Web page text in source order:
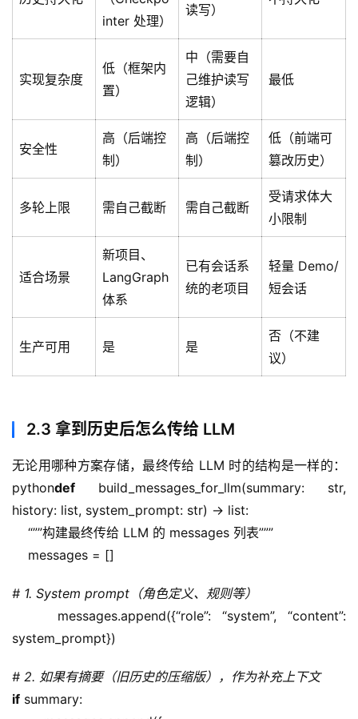
务
目
A
示
词
代
常
注册
inter 处理）
读写）
实现复杂度
低（框架内
置）
中（需要自
己维护读写
逻辑）
最低
安全性
高（后端控
制）
高（后端控
制）
低（前端可
篡改历史）
多轮上限 需自己截断 需自己截断
受请求体大
小限制
适合场景
新项目、
LangGraph
体系
已有会话系
统的老项目
轻量 Demo/
短会话
生产可用 是 是
否（不建
议）
2.3 拿到历史后怎么传给 LLM
无论用哪种方案存储，最终传给 LLM 时的结构是一样的：
pythondef build_messages_for_llm(summary: str,
history: list, system_prompt: str) -> list:
“””构建最终传给 LLM 的 messages 列表”””
messages = []
# 1. System prompt（角色定义、规则等）
messages.append({“role”: “system”, “content”:
system_prompt})
# 2. 如果有摘要（旧历史的压缩版），作为补充上下文
if summary: